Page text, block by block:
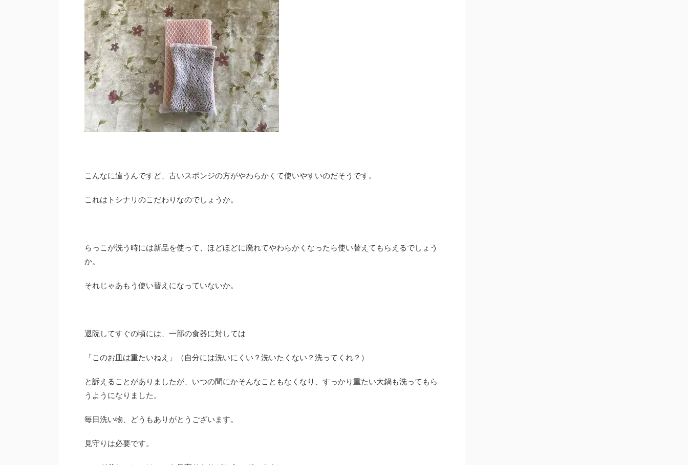
こんなに違うんですど、古いスポンジの方がやわらかくて使いやすいのだそうです。
これはトシナリのこだわりなのでしょうか。
らっこが洗う時には新品を使って、ほどほどに廃れてやわらかくなったら使い替えてもらえるでしょう
か。
それじゃあもう使い替えになっていないか。
退院してすぐの頃には、一部の食器に対しては
「このお皿は重たいねえ」（自分には洗いにくい？洗いたくない？洗ってくれ？）
と訴えることがありましたが、いつの間にかそんなこともなくなり、すっかり重たい大鍋も洗ってもら
うようになりました。
毎日洗い物、どうもありがとうございます。
見守りは必要です。